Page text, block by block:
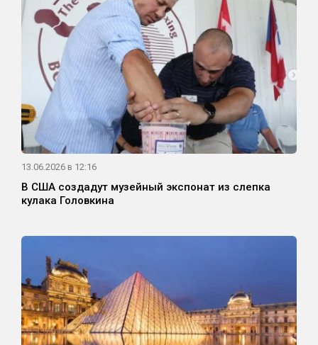
13.06.2026 в 12:16
В США создадут музейный экспонат из слепка
кулака Головкина